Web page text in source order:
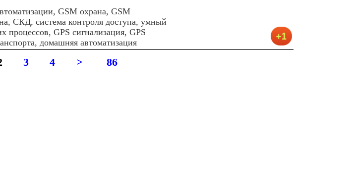
GSM охрана, GSM
СКД, система контроля доступа, умный
процессов, GPS сигнализация, GPS
домашняя автоматизация
3 4 > 86